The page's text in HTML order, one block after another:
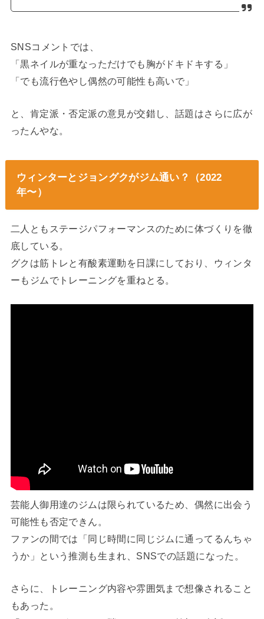
SNSコメントでは、
「黒ネイルが重なっただけでも胸がドキドキする」
「でも流行色やし偶然の可能性も高いで」
と、肯定派・否定派の意見が交錯し、話題はさらに広が
ったんやな。
ウィンターとジョングクがジム通い？（2022
年〜）
二人ともステージパフォーマンスのために体づくりを徹
底している。
グクは筋トレと有酸素運動を日課にしており、ウィンタ
ーもジムでトレーニングを重ねとる。
芸能人御用達のジムは限られているため、偶然に出会う
可能性も否定できん。
ファンの間では「同じ時間に同じジムに通ってるんちゃ
うか」という推測も生まれ、SNSでの話題になった。
さらに、トレーニング内容や雰囲気まで想像されること
もあった。